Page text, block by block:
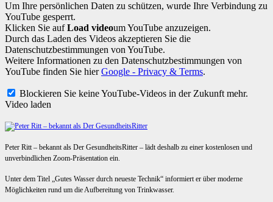
Um Ihre persönlichen Daten zu schützen, wurde Ihre Verbindung zu
YouTube gesperrt.
Klicken Sie aufLoad videoum YouTube anzuzeigen.
Durch das Laden des Videos akzeptieren Sie die
Datenschutzbestimmungen von YouTube.
Weitere Informationen zu den Datenschutzbestimmungen von
YouTube finden Sie hierGoogle - Privacy & Terms.
Blockieren Sie keine YouTube-Videos in der Zukunft mehr.
Video laden
Peter Ritt – bekannt als Der GesundheitsRitter – lädt deshalb zu einer kostenlosen und
unverbindlichen Zoom-Präsentation ein.
Unter dem Titel „Gutes Wasser durch neueste Technik“ informiert er über moderne
Möglichkeiten rund um die Aufbereitung von Trinkwasser.